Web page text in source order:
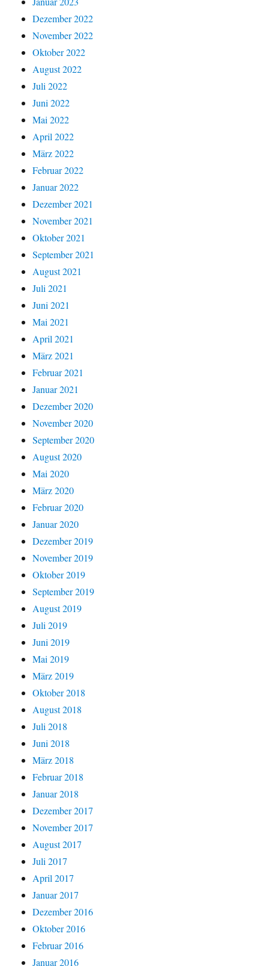
Dezember 2022
November 2022
Oktober 2022
August 2022
Juli 2022
Juni 2022
Mai 2022
April 2022
März 2022
Februar 2022
Januar 2022
Dezember 2021
November 2021
Oktober 2021
September 2021
August 2021
Juli 2021
Juni 2021
Mai 2021
April 2021
März 2021
Februar 2021
Januar 2021
Dezember 2020
November 2020
September 2020
August 2020
Mai 2020
März 2020
Februar 2020
Januar 2020
Dezember 2019
November 2019
Oktober 2019
September 2019
August 2019
Juli 2019
Juni 2019
Mai 2019
März 2019
Oktober 2018
August 2018
Juli 2018
Juni 2018
März 2018
Februar 2018
Januar 2018
Dezember 2017
November 2017
August 2017
Juli 2017
April 2017
Januar 2017
Dezember 2016
Oktober 2016
Februar 2016
Januar 2016